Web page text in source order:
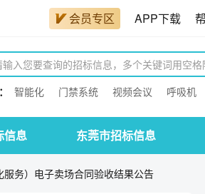
会员专区 APP下载
智能化 门禁系统 视频会议 呼吸机
信息 东莞市招标信息
服务）电子卖场合同验收结果公告